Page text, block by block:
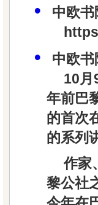
•
中欧书
•
中欧
10月
年前巴
的首次
的系列
作家
黎公社